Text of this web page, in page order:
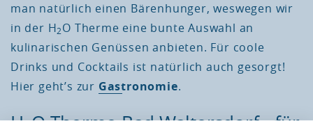
man natürlich einen Bärenhunger, weswegen wir
in der H2O Therme eine bunte Auswahl an
kulinarischen Genüssen anbieten. Für coole
Drinks und Cocktails ist natürlich auch gesorgt!
Hier geht’s zur Gastronomie.
H O Therme Bad Waltersdorf - für